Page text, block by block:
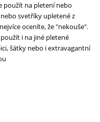
použít na pletení nebo
svetříky upletené z
oceníte, že "nekouše".
i na jiné pletené
šátky nebo i extravagantní